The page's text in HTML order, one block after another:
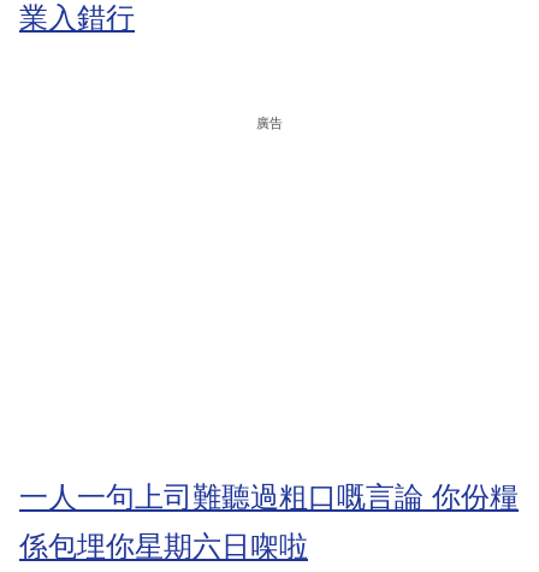
業入錯行
廣告
一人一句上司難聽過粗口嘅言論 你份糧
係包埋你星期六日㗎啦